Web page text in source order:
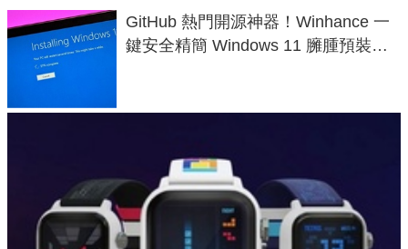
GitHub 熱門開源神器！Winhance 一
鍵安全精簡 Windows 11 臃腫預裝軟